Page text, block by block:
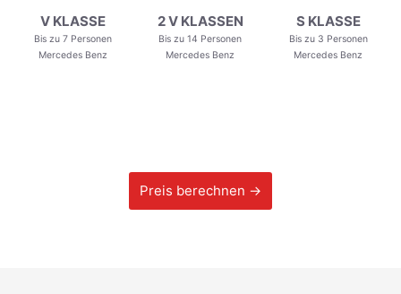
V KLASSE
Bis zu 7 Personen
Mercedes Benz
2 V KLASSEN
Bis zu 14 Personen
Mercedes Benz
S KLASSE
Bis zu 3 Personen
Mercedes Benz
Preis berechnen →